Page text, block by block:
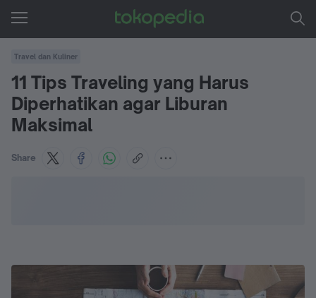
Travel dan Kuliner
11 Tips Traveling yang Harus
Diperhatikan agar Liburan
Maksimal
Share